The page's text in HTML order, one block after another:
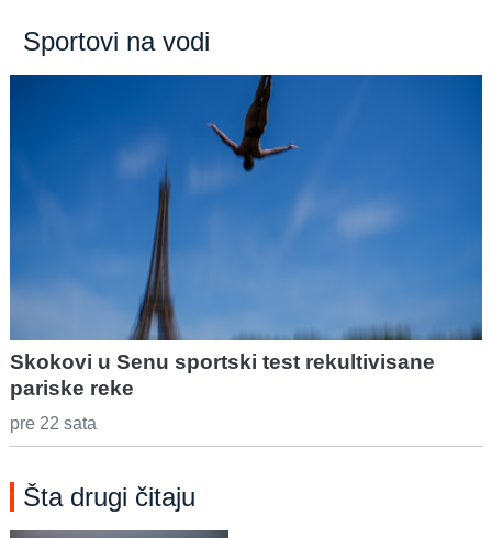
Sportovi na vodi
Skokovi u Senu sportski test rekultivisane
pariske reke
pre 22 sata
Šta drugi čitaju